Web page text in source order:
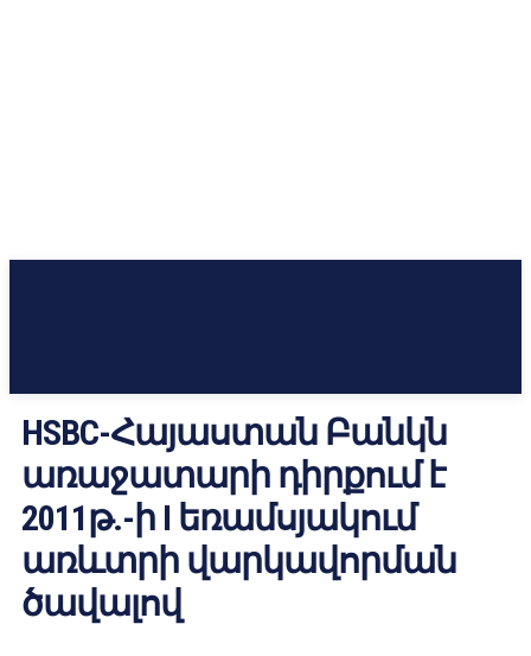
HSBC-Հայաստան Բանկն
առաջատարի դիրքում է
2011թ.-ի I եռամսյակում
առևտրի վարկավորման
ծավալով